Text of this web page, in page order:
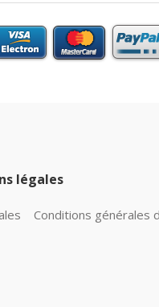
légales
Conditions générales